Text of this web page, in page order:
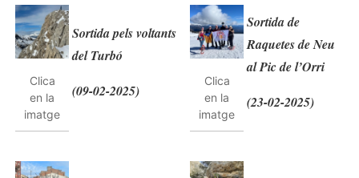
Clica
en la
imatge
Sortida pels voltants
del Turbó
(09-02-2025)
Clica
en la
imatge
Sortida de
Raquetes de Neu
al Pic de l’Orri
(23-02-2025)